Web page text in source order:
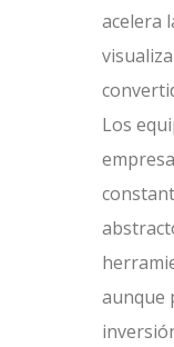
acelera
Los
aunque